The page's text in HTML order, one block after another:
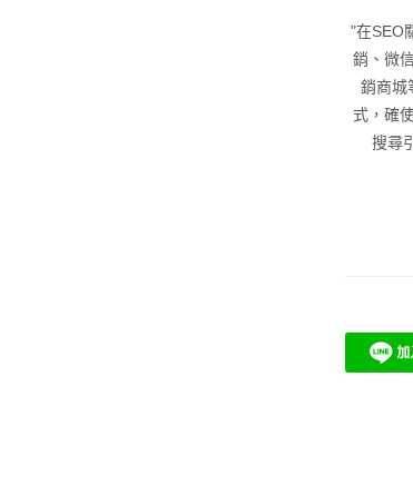
在SEO
銷、微
銷商城
式，確
搜尋